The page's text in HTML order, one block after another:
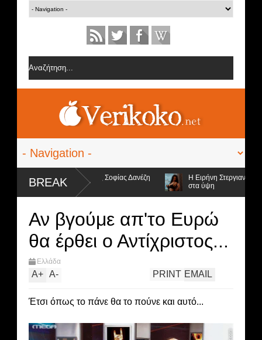
BREAK
από την ομάδα της Σοφίας Δανέζη
Η Ειρήνη Στεργιανού
στα ύψη
Αν βγούμε απ'τo Ευρώ
θα έρθει ο Αντίχριστος...
Ελλάδα
A+ A- EMAIL
PRINT
Έτσι όπως το πάνε θα το πούνε και αυτό...